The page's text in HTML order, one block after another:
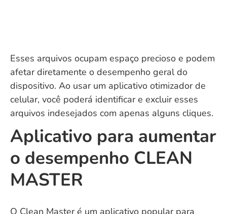
Esses arquivos ocupam espaço precioso e podem
afetar diretamente o desempenho geral do
dispositivo. Ao usar um aplicativo otimizador de
celular, você poderá identificar e excluir esses
arquivos indesejados com apenas alguns cliques.
Aplicativo para aumentar
o desempenho CLEAN
MASTER
O Clean Master é um aplicativo popular para